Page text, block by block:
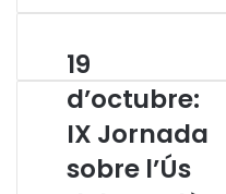
1
9
d
c
19
d’octubre:
IX Jornada
sobre l’Ús